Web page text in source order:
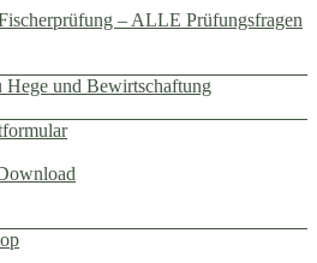
– ALLE Prüfungsfragen
Hege und Bewirtschaftung